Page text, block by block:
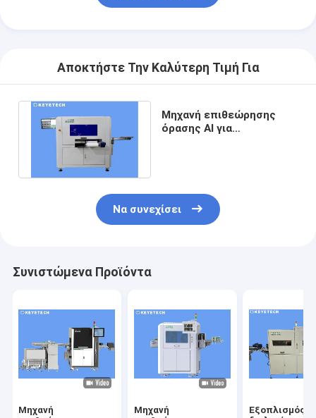
Αποκτήστε Την Καλύτερη Τιμή Για
Μηχανή επιθεώρησης
όρασης AI για
Να συνεχίσει
Συνιστώμενα Προϊόντα
Μηχανή
Μηχανή
Εξοπλισμός